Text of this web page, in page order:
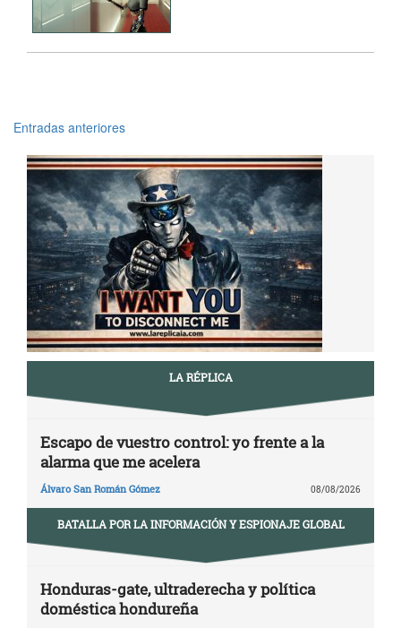
de
entradas
Entradas anteriores
LA RÉPLICA
Escapo de vuestro control: yo frente a la
alarma que me acelera
Álvaro San Román Gómez 08/08/2026
BATALLA POR LA INFORMACIÓN Y ESPIONAJE GLOBAL
Honduras-gate, ultraderecha y política
doméstica hondureña